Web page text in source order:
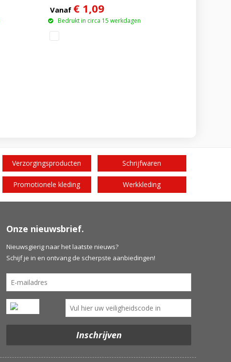
Vanaf € 1,09
Bedrukt in circa 15 werkdagen
Verzorgingsproducten Schrijfwaren
Promotionele kleding Werkkleding
Onze nieuwsbrief.
Nieuwsgierig naar het laatste nieuws?
Schijf je in en ontvang de scherpste aanbiedingen!